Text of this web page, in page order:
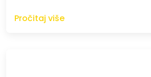
Pročitaj više